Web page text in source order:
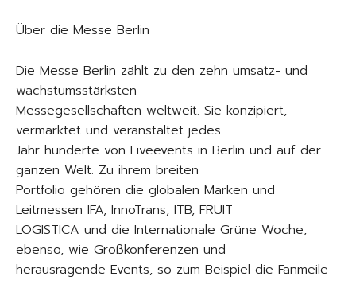
Über die Messe Berlin
Die Messe Berlin zählt zu den zehn umsatz- und
wachstumsstärksten
Messegesellschaften weltweit. Sie konzipiert,
vermarktet und veranstaltet jedes
Jahr hunderte von Liveevents in Berlin und auf der
ganzen Welt. Zu ihrem breiten
Portfolio gehören die globalen Marken und
Leitmessen IFA, InnoTrans, ITB, FRUIT
LOGISTICA und die Internationale Grüne Woche,
ebenso, wie Großkonferenzen und
herausragende Events, so zum Beispiel die Fanmeile